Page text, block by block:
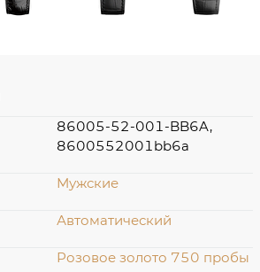
86005-52-001-BB6A,
8600552001bb6a
Мужские
Автоматический
Розовое золото 750 пробы